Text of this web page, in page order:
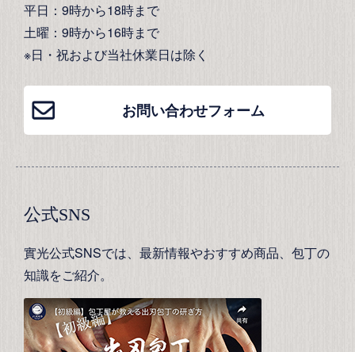
平日：9時から18時まで
土曜：9時から16時まで
※日・祝および当社休業日は除く
お問い合わせフォーム
公式SNS
實光公式SNSでは、最新情報やおすすめ商品、包丁の
知識をご紹介。